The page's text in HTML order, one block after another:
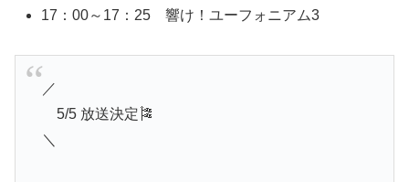
17：00～17：25 響け！ユーフォニアム3
／
5/5 放送決定🎏
＼